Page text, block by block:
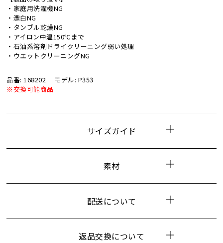
・家庭用洗濯機NG
・漂白NG
・タンブル乾燥NG
・アイロン中温150℃まで
・石油系溶剤ドライクリーニング弱い処理
・ウエットクリーニングNG
品番: 168202
モデル: P353
※交換可能商品
サイズガイド
素材
配送について
返品交換について